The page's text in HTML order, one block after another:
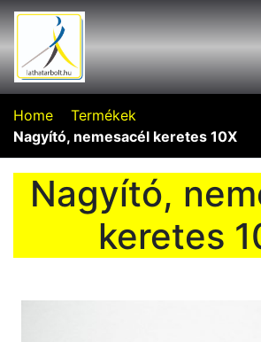
Home
Termékek
Nagyító, nemesacél keretes 10X
Nagyító,
keretes